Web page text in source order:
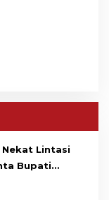
Lintasi
Bupati